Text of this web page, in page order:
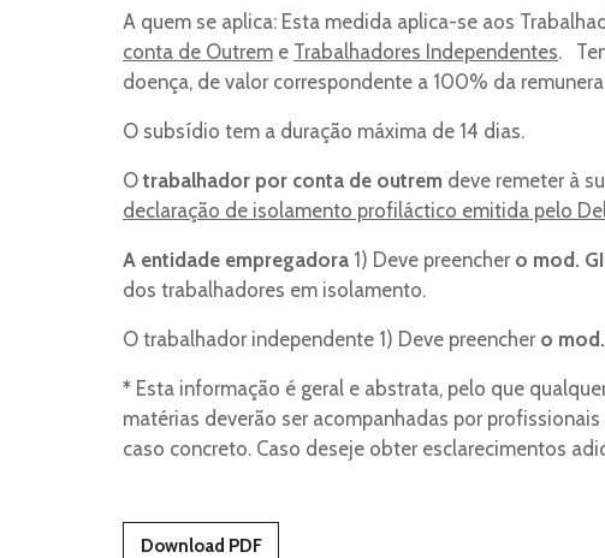
A quem se aplica: Esta medida aplica-se aos
conta de Outrem e Trabalhadores Independentes.
doença, de valor correspondente a 100% da
O subsídio tem a duração máxima de 14 dias.
O trabalhador por conta de outrem deve remeter à
declaração de isolamento profiláctico emitida pelo
A entidade empregadora 1) Deve preencher o mod.
dos trabalhadores em isolamento.
O trabalhador independente 1) Deve preencher o
* Esta informação é geral e abstrata, pelo que
matérias deverão ser acompanhadas por
caso concreto. Caso deseje obter esclarecimentos
Download PDF